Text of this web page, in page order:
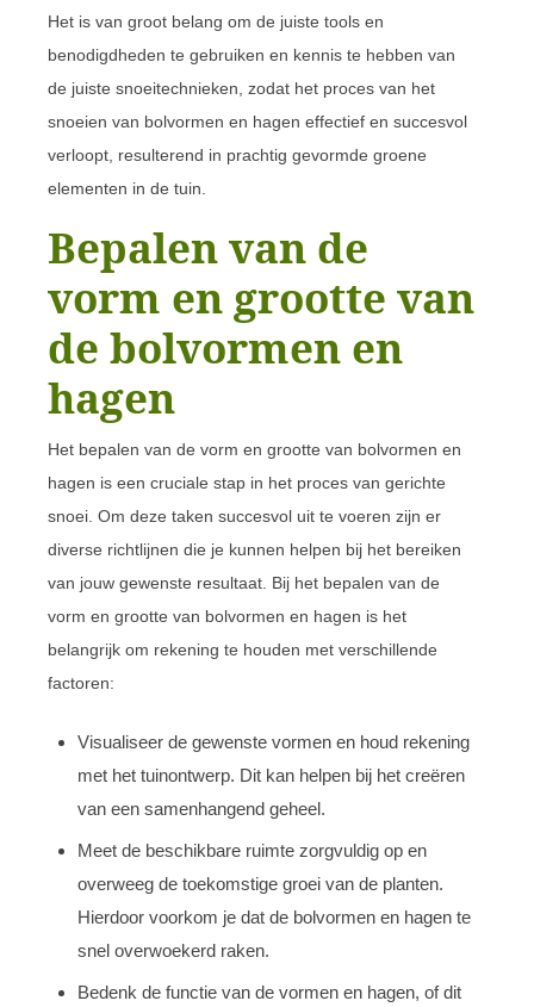
Het is van groot belang om de juiste tools en
benodigdheden te gebruiken en kennis te hebben van
de juiste snoeitechnieken, zodat het proces van het
snoeien van bolvormen en hagen effectief en succesvol
verloopt, resulterend in prachtig gevormde groene
elementen in de tuin.
Bepalen van de
vorm en grootte van
de bolvormen en
hagen
Het bepalen van de vorm en grootte van bolvormen en
hagen is een cruciale stap in het proces van gerichte
snoei. Om deze taken succesvol uit te voeren zijn er
diverse richtlijnen die je kunnen helpen bij het bereiken
van jouw gewenste resultaat. Bij het bepalen van de
vorm en grootte van bolvormen en hagen is het
belangrijk om rekening te houden met verschillende
factoren:
Visualiseer de gewenste vormen en houd rekening
met het tuinontwerp. Dit kan helpen bij het creëren
van een samenhangend geheel.
Meet de beschikbare ruimte zorgvuldig op en
overweeg de toekomstige groei van de planten.
Hierdoor voorkom je dat de bolvormen en hagen te
snel overwoekerd raken.
Bedenk de functie van de vormen en hagen, of dit